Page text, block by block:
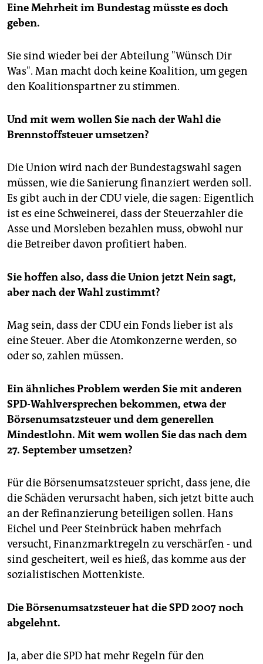
Eine Mehrheit im Bundestag müsste es doch
geben.
Sie sind wieder bei der Abteilung "Wünsch Dir
Was". Man macht doch keine Koalition, um gegen
den Koalitionspartner zu stimmen.
Und mit wem wollen Sie nach der Wahl die
Brennstoffsteuer umsetzen?
Die Union wird nach der Bundestagswahl sagen
müssen, wie die Sanierung finanziert werden soll.
Es gibt auch in der CDU viele, die sagen: Eigentlich
ist es eine Schweinerei, dass der Steuerzahler die
Asse und Morsleben bezahlen muss, obwohl nur
die Betreiber davon profitiert haben.
Sie hoffen also, dass die Union jetzt Nein sagt,
aber nach der Wahl zustimmt?
Mag sein, dass der CDU ein Fonds lieber ist als
eine Steuer. Aber die Atomkonzerne werden, so
oder so, zahlen müssen.
Ein ähnliches Problem werden Sie mit anderen
SPD-Wahlversprechen bekommen, etwa der
Börsenumsatzsteuer und dem generellen
Mindestlohn. Mit wem wollen Sie das nach dem
27. September umsetzen?
Für die Börsenumsatzsteuer spricht, dass jene, die
die Schäden verursacht haben, sich jetzt bitte auch
an der Refinanzierung beteiligen sollen. Hans
Eichel und Peer Steinbrück haben mehrfach
versucht, Finanzmarktregeln zu verschärfen - und
sind gescheitert, weil es hieß, das komme aus der
sozialistischen Mottenkiste.
Die Börsenumsatzsteuer hat die SPD 2007 noch
abgelehnt.
Ja, aber die SPD hat mehr Regeln für den